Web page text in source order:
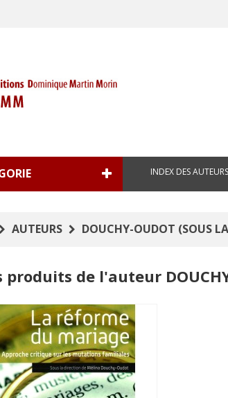
INDEX DES AUTEURS
AUTEURS DOUCHY-OUDOT (SOUS
produits de l'auteur